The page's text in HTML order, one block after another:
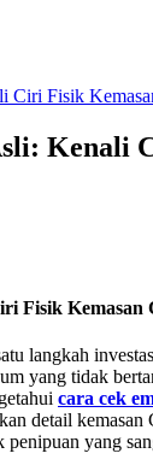
Ciri Fisik
Kenali
Fisik Kemasan
langkah
yang tidak
cara cek
detail
yang